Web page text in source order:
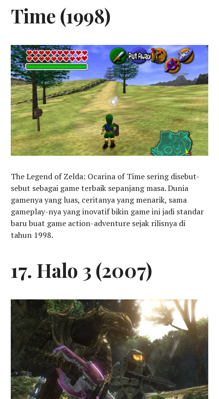
Time (1998)
The Legend of Zelda: Ocarina of Time sering disebut-
sebut sebagai game terbaik sepanjang masa. Dunia
gamenya yang luas, ceritanya yang menarik, sama
gameplay-nya yang inovatif bikin game ini jadi standar
baru buat game action-adventure sejak rilisnya di
tahun 1998.
17. Halo 3 (2007)